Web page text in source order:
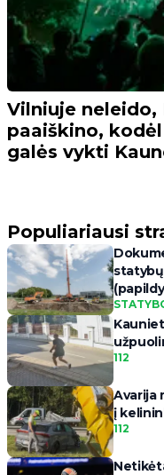
Vilniuje neleido,
paaiškino,
galės vykti
Populiariausi
112
Avarija
į
112